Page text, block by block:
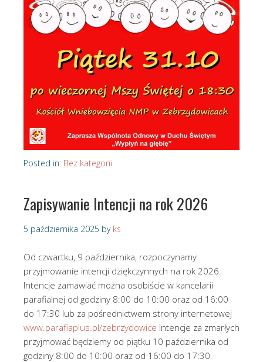
Posted in: Bez kategorii
Zapisywanie Intencji na rok 2026
5 października 2025 by ks
Od czwartku, 9 października, rozpoczynamy
przyjmowanie intencji dziękczynnych na rok 2026.
Intencje zamawiać można osobiście w kancelarii
parafialnej od godziny 8:00 do 10:00 oraz od 16:00
do 17:30 lub za pośrednictwem strony internetowej
www.parafiaplus.pl/zebrzydowice Intencje za zmarłych
przyjmować będziemy od piątku 10 października od
godziny 8:00 do 10:00 oraz od 16:00 do 17:30.